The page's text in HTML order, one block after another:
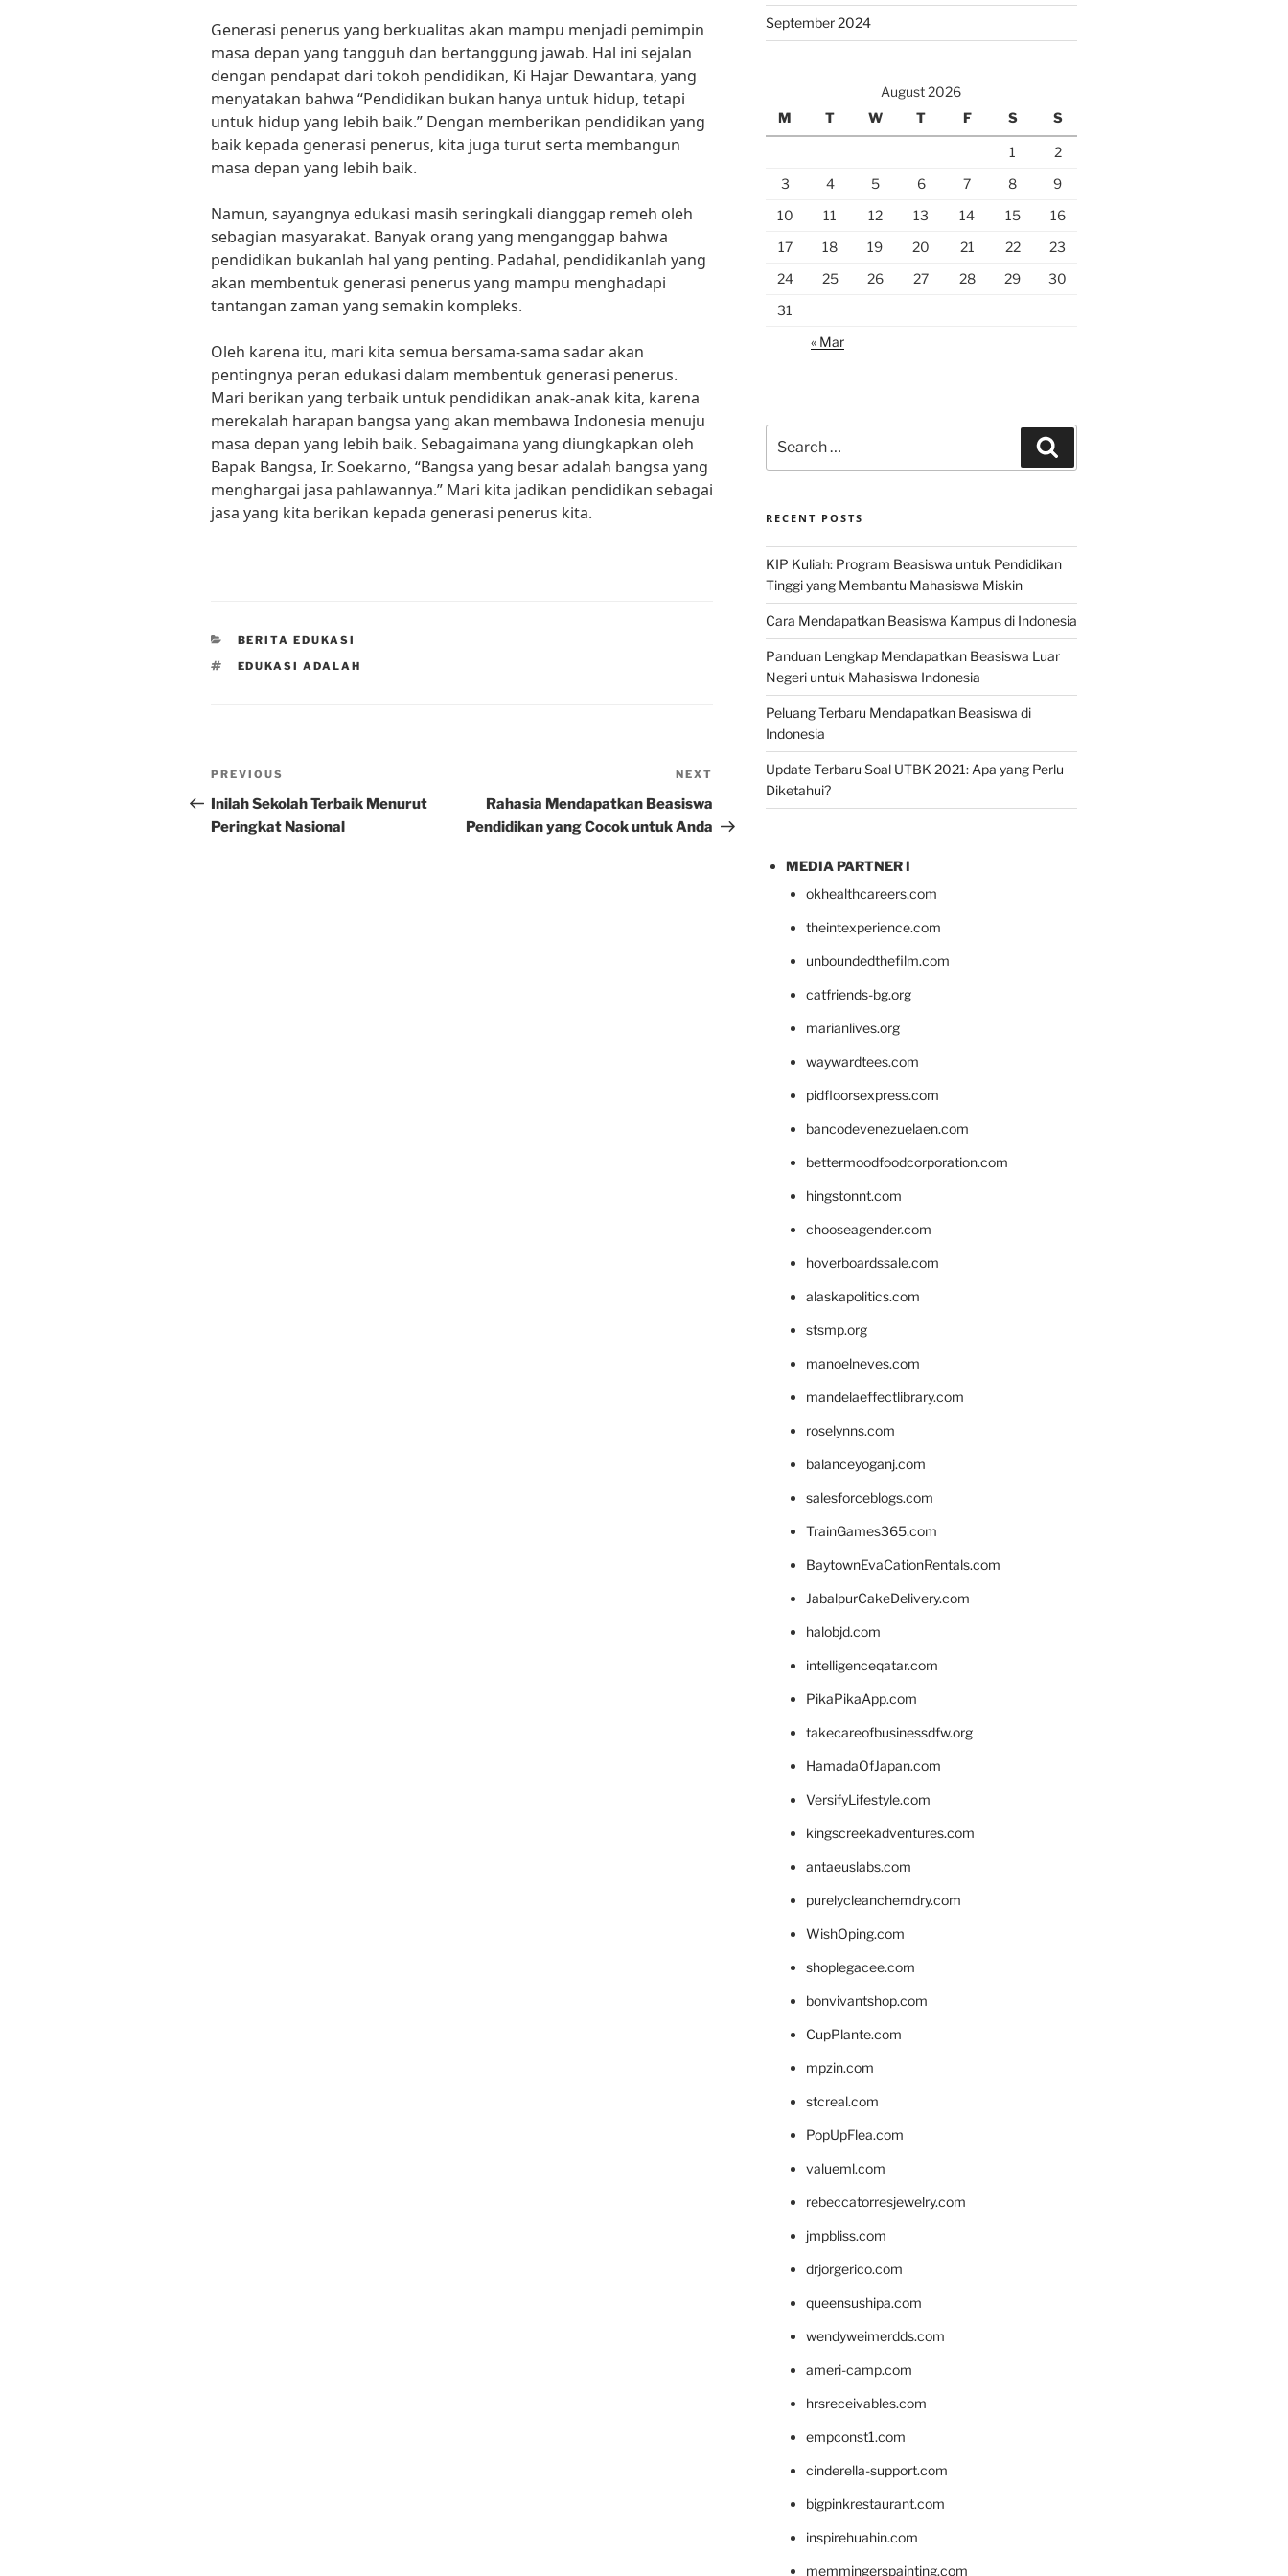
Generasi penerus yang berkualitas akan mampu menjadi pemimpin
masa depan yang tangguh dan bertanggung jawab. Hal ini sejalan
dengan pendapat dari tokoh pendidikan, Ki Hajar Dewantara, yang
menyatakan bahwa “Pendidikan bukan hanya untuk hidup, tetapi
untuk hidup yang lebih baik.” Dengan memberikan pendidikan yang
baik kepada generasi penerus, kita juga turut serta membangun
masa depan yang lebih baik.
Namun, sayangnya edukasi masih seringkali dianggap remeh oleh
sebagian masyarakat. Banyak orang yang menganggap bahwa
pendidikan bukanlah hal yang penting. Padahal, pendidikanlah yang
akan membentuk generasi penerus yang mampu menghadapi
tantangan zaman yang semakin kompleks.
Oleh karena itu, mari kita semua bersama-sama sadar akan
pentingnya peran edukasi dalam membentuk generasi penerus.
Mari berikan yang terbaik untuk pendidikan anak-anak kita, karena
merekalah harapan bangsa yang akan membawa Indonesia menuju
masa depan yang lebih baik. Sebagaimana yang diungkapkan oleh
Bapak Bangsa, Ir. Soekarno, “Bangsa yang besar adalah bangsa yang
menghargai jasa pahlawannya.” Mari kita jadikan pendidikan sebagai
jasa yang kita berikan kepada generasi penerus kita.
CATEGORIES
BERITA EDUKASI
TAGS
EDUKASI ADALAH
Post
navigation
Previous
Post
PREVIOUS
Inilah Sekolah Terbaik Menurut
Peringkat Nasional
NEXT
Rahasia Mendapatkan Beasiswa
Pendidikan yang Cocok untuk Anda
September 2024
August 2026
M
T W T F S S
1
2
3
4 5 6 7 8
9
10
11 12 13 14 15
16
17
18 19 20 21 22
23
24
25 26 27 28 29
30
31
« Mar
for:
RECENT POSTS
KIP Kuliah: Program Beasiswa untuk Pendidikan
Tinggi yang Membantu Mahasiswa Miskin
Cara Mendapatkan Beasiswa Kampus di Indonesia
Panduan Lengkap Mendapatkan Beasiswa Luar
Negeri untuk Mahasiswa Indonesia
Peluang Terbaru Mendapatkan Beasiswa di
Indonesia
Update Terbaru Soal UTBK 2021: Apa yang Perlu
Diketahui?
MEDIA PARTNER I
okhealthcareers.com
theintexperience.com
unboundedthefilm.com
catfriends-bg.org
marianlives.org
waywardtees.com
pidfloorsexpress.com
bancodevenezuelaen.com
bettermoodfoodcorporation.com
hingstonnt.com
chooseagender.com
hoverboardssale.com
alaskapolitics.com
stsmp.org
manoelneves.com
mandelaeffectlibrary.com
roselynns.com
balanceyoganj.com
salesforceblogs.com
TrainGames365.com
BaytownEvaCationRentals.com
JabalpurCakeDelivery.com
halobjd.com
intelligenceqatar.com
PikaPikaApp.com
takecareofbusinessdfw.org
HamadaOfJapan.com
VersifyLifestyle.com
kingscreekadventures.com
antaeuslabs.com
purelycleanchemdry.com
WishOping.com
shoplegacee.com
bonvivantshop.com
CupPlante.com
mpzin.com
stcreal.com
PopUpFlea.com
valueml.com
rebeccatorresjewelry.com
jmpbliss.com
drjorgerico.com
queensushipa.com
wendyweimerdds.com
ameri-camp.com
hrsreceivables.com
empconst1.com
cinderella-support.com
bigpinkrestaurant.com
inspirehuahin.com
memmingerspainting.com